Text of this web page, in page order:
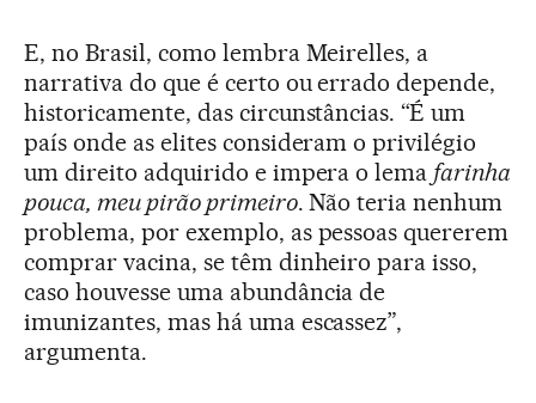
E, no Brasil, como lembra Meirelles, a
narrativa do que é certo ou errado depende,
historicamente, das circunstâncias. “É um
país onde as elites consideram o privilégio
um direito adquirido e impera o lema farinha
pouca, meu pirão primeiro. Não teria nenhum
problema, por exemplo, as pessoas quererem
comprar vacina, se têm dinheiro para isso,
caso houvesse uma abundância de
imunizantes, mas há uma escassez”,
argumenta.